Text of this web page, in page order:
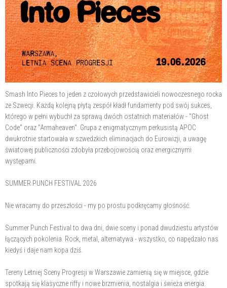
Smash Into Pieces to jeden z czołowych przedstawicieli nowoczesnego rocka
ze Szwecji. Każdą kolejną płytą zespół kładł fundamenty pod swój sukces,
którego w pełni wybuchł za sprawą dwóch ostatnich materiałów - "Ghost
Code" oraz "Armaheaven". Grupa z enigmatycznym perkusistą APOC
dwukrotnie startowała w szwedzkich eliminacjach do Eurowizji, a uwagę
światowej publiczności zdobyła przebojowością oraz energicznymi
występami.
SUMMER PUNCH FESTIVAL 2026
Nie wracamy do przeszłości - my po prostu podkręcamy głośność.
Summer Punch Festival to dwa dni, dwie sceny i ponad dwudziestu artystów
łączących pokolenia. Rock, metal, alternatywa - wszystko, co napędzało nas
kiedyś i daje nam kopa dziś.
Tereny Letniej Sceny Progresji w Warszawie zamienią się w miejsce, gdzie
spotkają się klasyczne riffy i nowe brzmienia, nostalgia i świeża energia.